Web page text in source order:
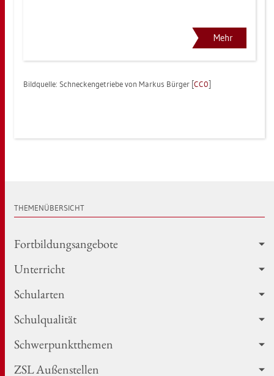
Mehr
Bild­quel­le: Schne­cken­ge­trie­be von Mar­kus Bür­ger [CC0]
THE­MEN­ÜBER­SICHT
Fort­bil­dungs­an­ge­bo­te
Un­ter­richt
Schul­ar­ten
Schul­qua­li­tät
Schwer­punkt­the­men
ZSL Au­ßen­stel­len